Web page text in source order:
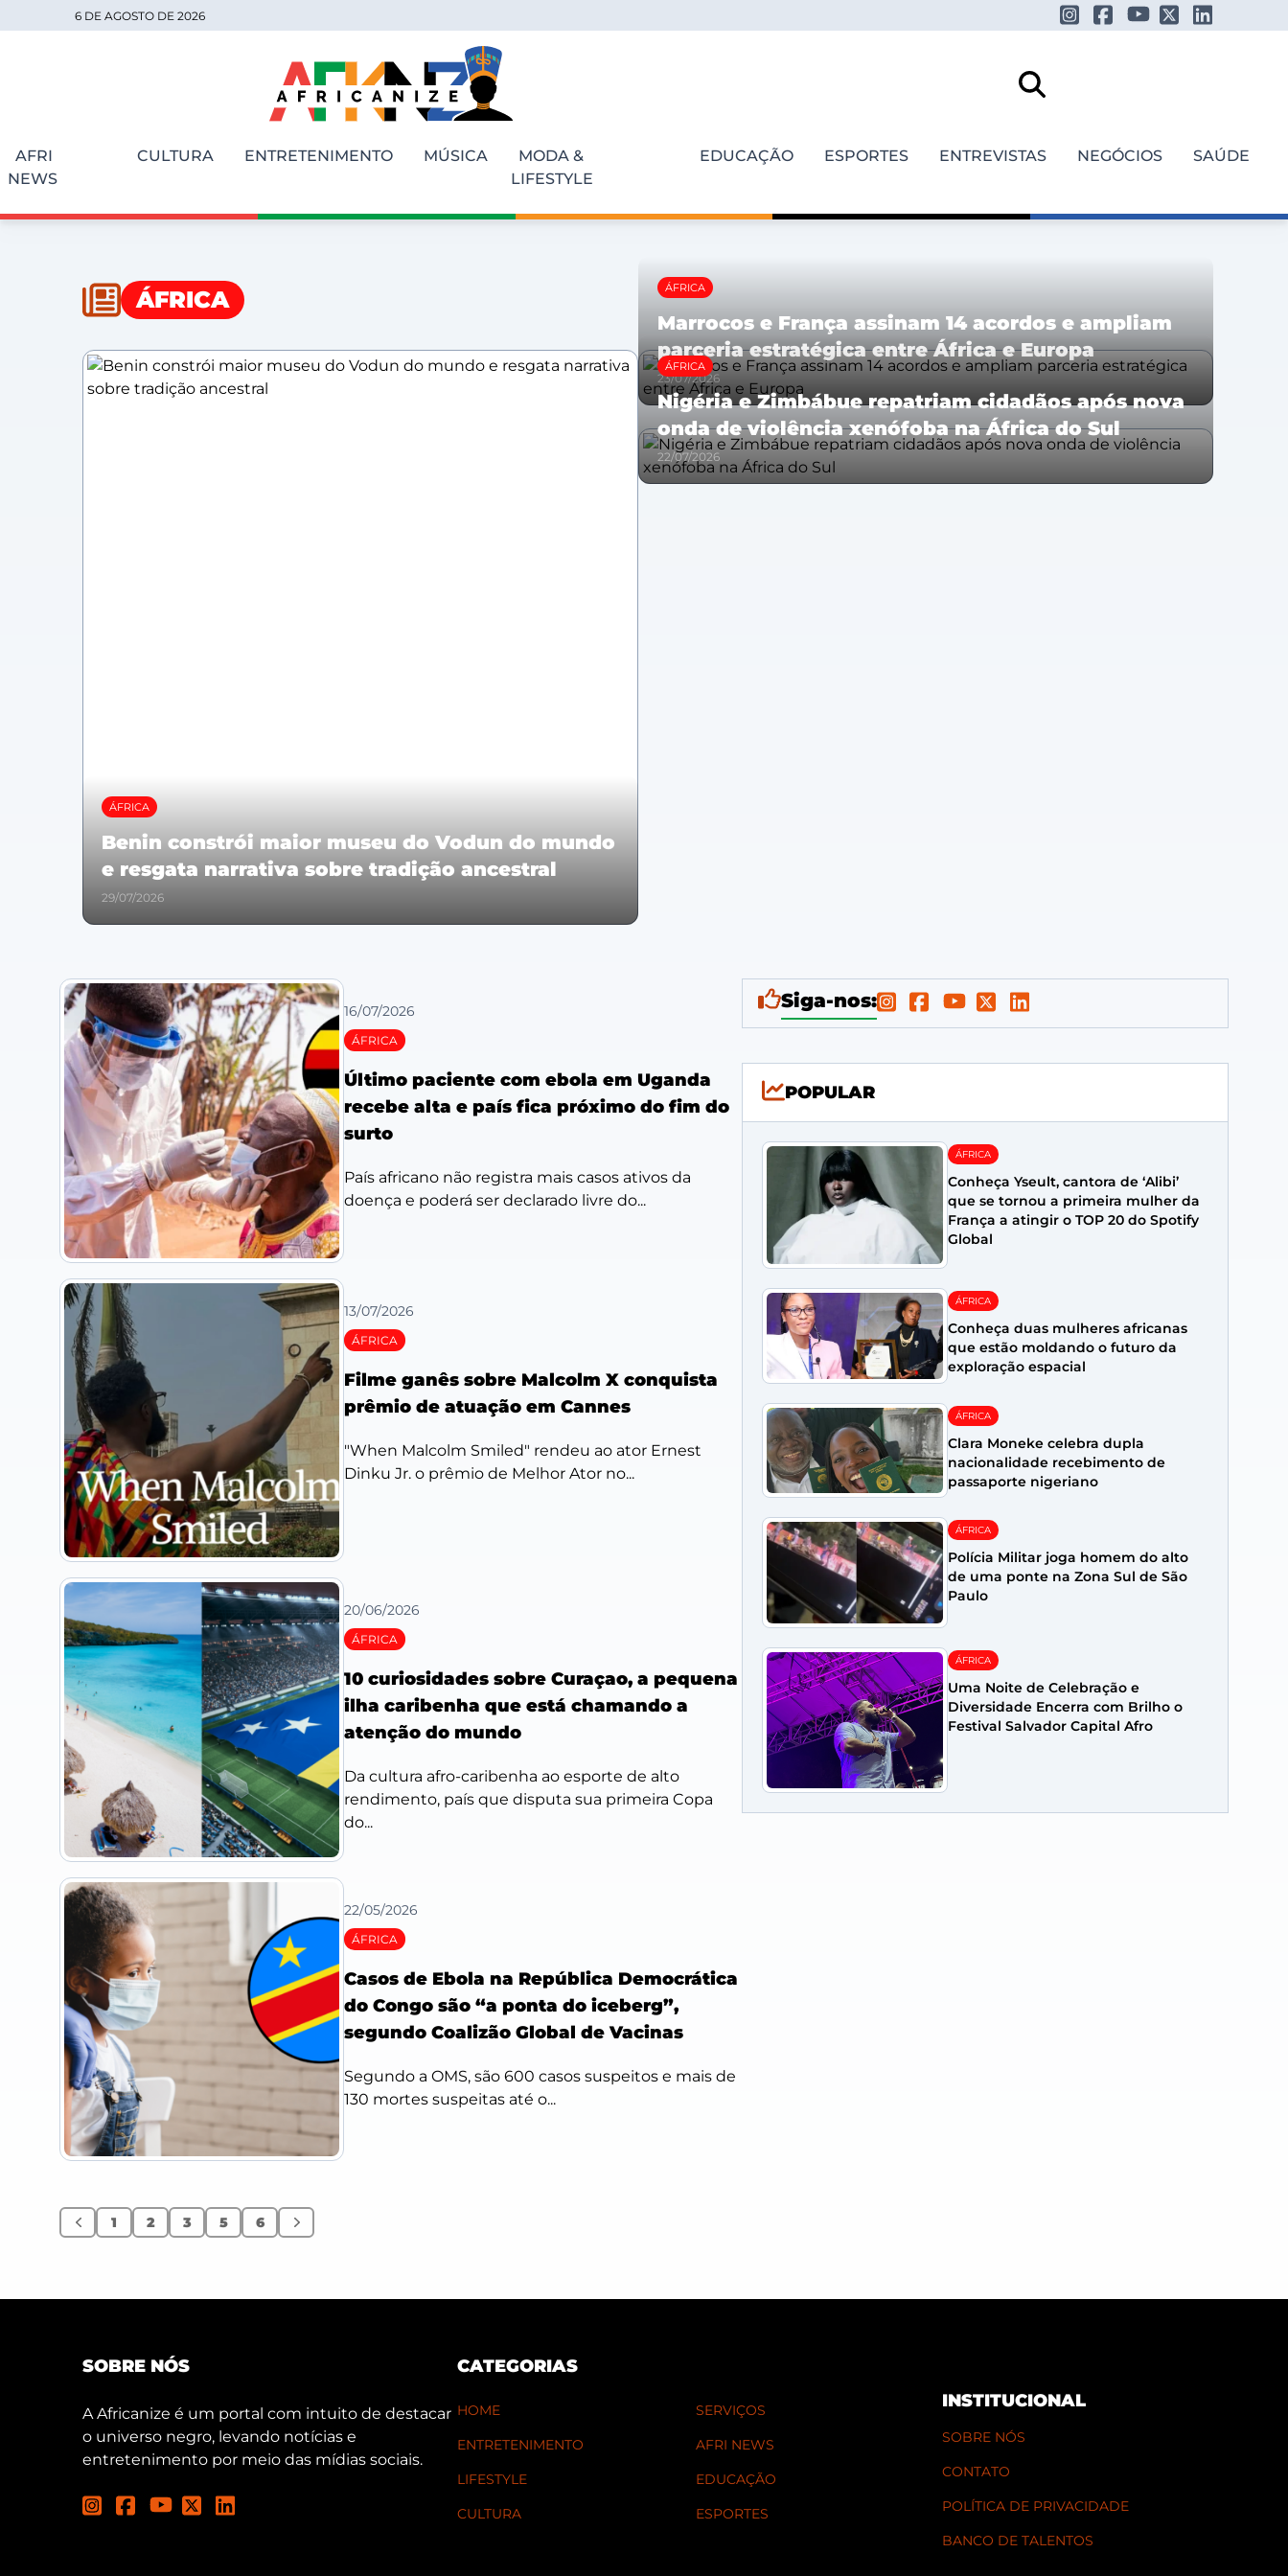
6 DE AGOSTO DE 2026
AFRI
NEWS
CULTURA ENTRETENIMENTO MÚSICA
MODA &
LIFESTYLE
EDUCAÇÃO ESPORTES ENTREVISTAS NEGÓCIOS SAÚDE
ÁFRICA
ÁFRICA
Benin constrói maior museu do Vodun do mundo
e resgata narrativa sobre tradição ancestral
29/07/2026
ÁFRICA
Marrocos e França assinam 14 acordos e ampliam
parceria estratégica entre África e Europa
23/07/2026
ÁFRICA
Nigéria e Zimbábue repatriam cidadãos após nova
onda de violência xenófoba na África do Sul
22/07/2026
16/07/2026
ÁFRICA
Último paciente com ebola em Uganda
recebe alta e país fica próximo do fim do
surto
País africano não registra mais casos ativos da
doença e poderá ser declarado livre do...
13/07/2026
ÁFRICA
Filme ganês sobre Malcolm X conquista
prêmio de atuação em Cannes
"When Malcolm Smiled" rendeu ao ator Ernest
Dinku Jr. o prêmio de Melhor Ator no...
20/06/2026
ÁFRICA
10 curiosidades sobre Curaçao, a pequena
ilha caribenha que está chamando a
atenção do mundo
Da cultura afro-caribenha ao esporte de alto
rendimento, país que disputa sua primeira Copa
do...
22/05/2026
ÁFRICA
Casos de Ebola na República Democrática
do Congo são “a ponta do iceberg”,
segundo Coalizão Global de Vacinas
Segundo a OMS, são 600 casos suspeitos e mais de
130 mortes suspeitas até o...
Siga-nos:
POPULAR
ÁFRICA
Conheça Yseult, cantora de ‘Alibi’
que se tornou a primeira mulher da
França a atingir o TOP 20 do Spotify
Global
ÁFRICA
Conheça duas mulheres africanas
que estão moldando o futuro da
exploração espacial
ÁFRICA
Clara Moneke celebra dupla
nacionalidade recebimento de
passaporte nigeriano
ÁFRICA
Polícia Militar joga homem do alto
de uma ponte na Zona Sul de São
Paulo
ÁFRICA
Uma Noite de Celebração e
Diversidade Encerra com Brilho o
Festival Salvador Capital Afro
Anterior
1 2 3 5 6 Próximo
SOBRE NÓS
A Africanize é um portal com intuito de destacar
o universo negro, levando notícias e
entretenimento por meio das mídias sociais.
CATEGORIAS
HOME
ENTRETENIMENTO
LIFESTYLE
CULTURA
SERVIÇOS
AFRI NEWS
EDUCAÇÃO
ESPORTES
INSTITUCIONAL
SOBRE NÓS
CONTATO
POLÍTICA DE PRIVACIDADE
BANCO DE TALENTOS